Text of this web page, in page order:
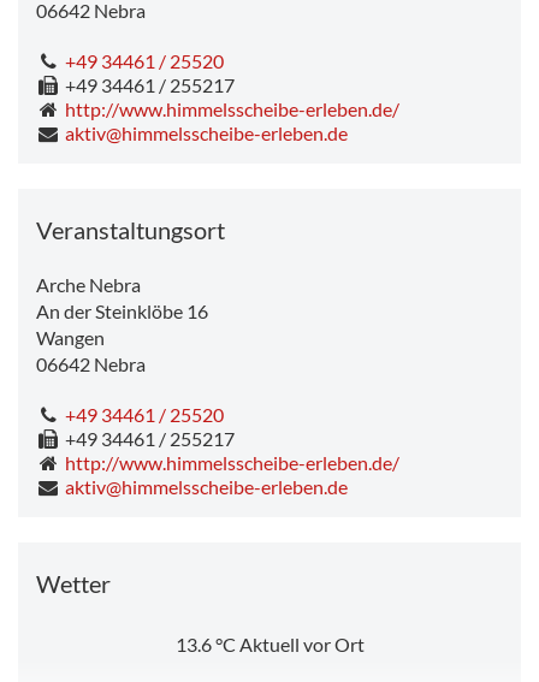
06642 Nebra
+49 34461 / 25520
+49 34461 / 255217
http://www.himmelsscheibe-erleben.de/
aktiv@himmelsscheibe-erleben.de
Veranstaltungsort
Arche Nebra
An der Steinklöbe 16
Wangen
06642 Nebra
+49 34461 / 25520
+49 34461 / 255217
http://www.himmelsscheibe-erleben.de/
aktiv@himmelsscheibe-erleben.de
Wetter
13.6°C Aktuell vor Ort